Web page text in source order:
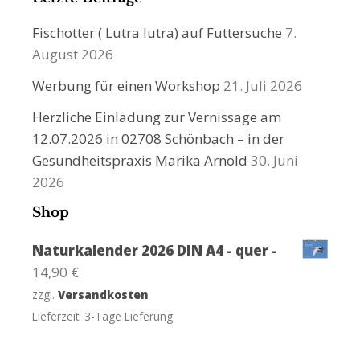
Fischotter ( Lutra lutra) auf Futtersuche 7.
August 2026
Werbung für einen Workshop 21. Juli 2026
Herzliche Einladung zur Vernissage am
12.07.2026 in 02708 Schönbach – in der
Gesundheitspraxis Marika Arnold 30. Juni
2026
Shop
Naturkalender 2026 DIN A4 - quer -
14,90 €
zzgl. Versandkosten
Lieferzeit: 3-Tage Lieferung